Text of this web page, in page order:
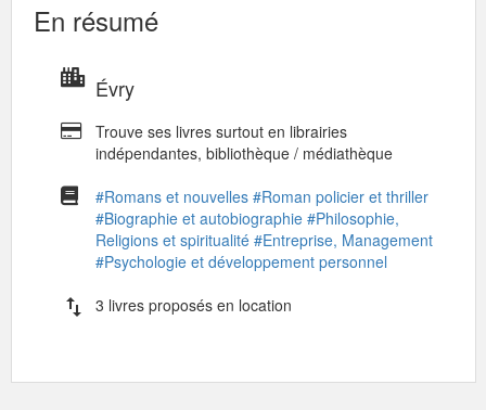
En résumé
Évry
Trouve ses livres surtout en librairies
indépendantes, bibliothèque / médiathèque
#Romans et nouvelles #Roman policier et thriller
#Biographie et autobiographie #Philosophie,
Religions et spiritualité #Entreprise, Management
#Psychologie et développement personnel
import_export 3 livres proposés en location